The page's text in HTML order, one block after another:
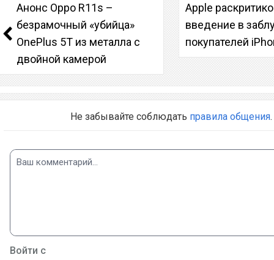
Анонс Oppo R11s –
безрамочный «убийца»
OnePlus 5T из металла с
двойной камерой
Apple
введение в
покупателей
Не забывайте соблюдать правила общения.
Войти с